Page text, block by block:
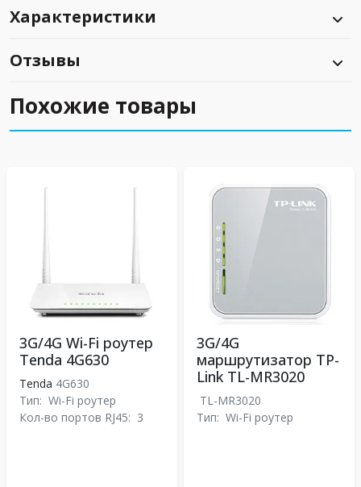
Характеристики
Отзывы
Похожие товары
3G/4G Wi-Fi роутер
Tenda 4G630
Tenda 4G630
Тип: Wi-Fi роутер
Кол-во портов RJ45: 3
3G/4G
маршрутизатор TP-
Link TL-MR3020
TL-MR3020
Тип: Wi-Fi роутер